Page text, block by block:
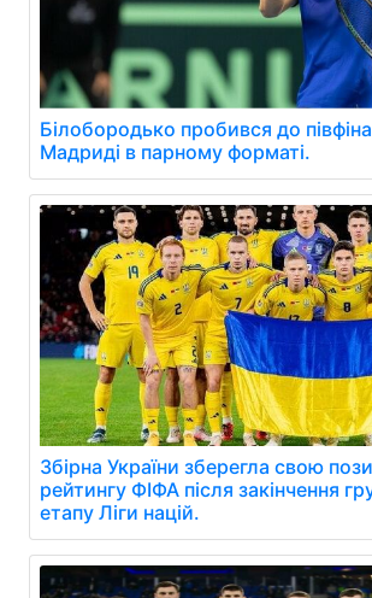
Білобородько пробився до
Мадриді в парному форматі.
Збірна України зберегла свою
рейтингу ФІФА після закінчення
етапу Ліги націй.